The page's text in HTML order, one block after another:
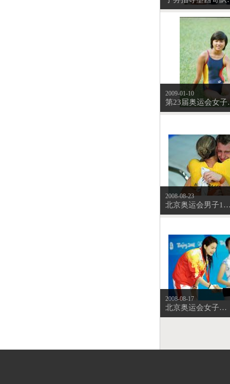
2009-01-10
第23届
2008-08-23
北京奥运会男子10米跳台 澳大利亚选手马
2008-08-17
北京奥运会女子单人3米板决赛 郭晶晶荣获金牌